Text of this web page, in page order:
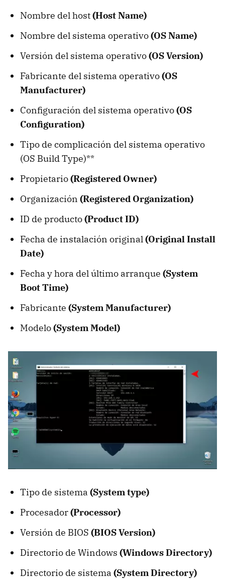
Nombre del host(Host Name)
Nombre del sistema operativo(OS Name)
Versión del sistema operativo(OS Version)
Fabricante del sistema operativo(OS
Manufacturer)
Configuración del sistema operativo(OS
Configuration)
Tipo de complicación del sistema operativo
(OS Build Type)**
Propietario(Registered Owner)
Organización (Registered Organization)
ID de producto(Product ID)
Fecha de instalación original(Original Install
Date)
Fecha y hora del último arranque (System
Boot Time)
Fabricante (System Manufacturer)
Modelo(System Model)
Tipo de sistema (System type)
Procesador(Processor)
Versión de BIOS (BIOS Version)
Directorio de Windows (Windows Directory)
Directorio de sistema (System Directory)